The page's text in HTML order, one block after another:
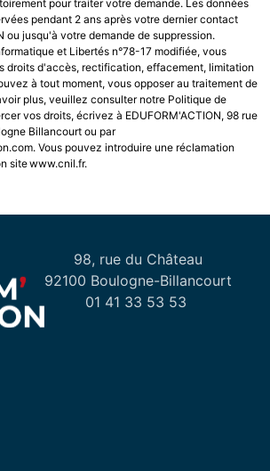
pour traiter votre demande. Les données
pendant 2 ans après votre dernier contact
ou jusqu'à votre demande de suppression.
et Libertés n°78-17 modifiée, vous
droits d'accès, rectification, effacement, limitation
à tout moment, vous opposer au traitement de
plus, veuillez consulter notre Politique de
vos droits, écrivez à EDUFORM'ACTION, 98 rue
Billancourt ou par
Vous pouvez introduire une réclamation
site www.cnil.fr.
98, rue du Château
92100 Boulogne-Billancourt
01 41 33 53 53